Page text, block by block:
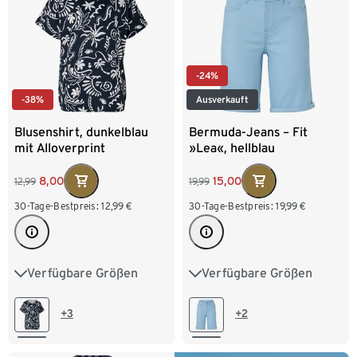
-38%
Blusenshirt, dunkelblau
mit Alloverprint
12,99 8,00
30-Tage-Bestpreis: 12,99 €
Verfügbare Größen
S 36/38 M 40/42
L 44/46+3
-24%
Ausverkauft
Bermuda-Jeans – Fit
»Lea«, hellblau
19,99 15,00
30-Tage-Bestpreis: 19,99 €
Verfügbare Größen
36 38 40 42
44 46
+2